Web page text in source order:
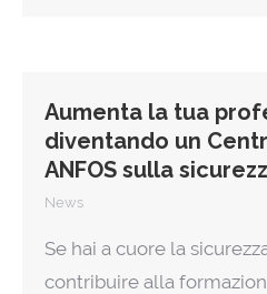
Aumenta la tua
diventando un
ANFOS sulla
News
Se hai a cuore la
contribuire alla